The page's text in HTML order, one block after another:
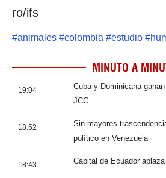
ro/ifs
#animales #colombia #estudio #
MINUTO A
19:04
Cuba y Dominicana
JCC
18:52
Sin mayores
político en Venezuela
18:43 Capital de Ecuador